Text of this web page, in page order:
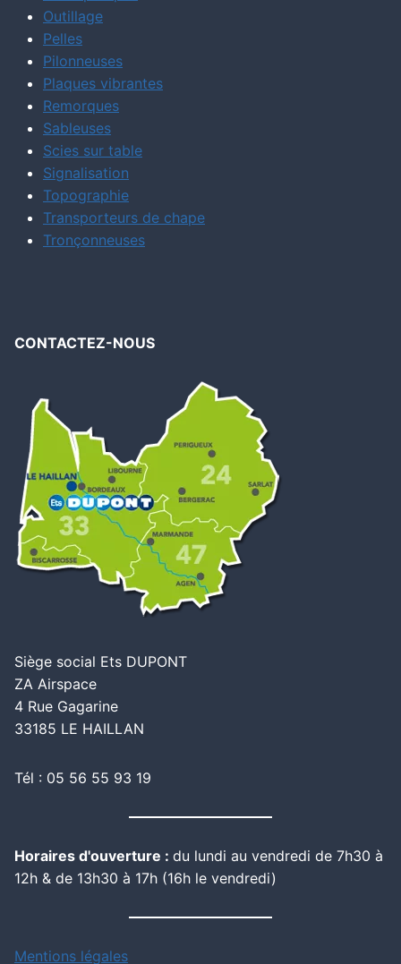
Outillage
Pelles
Pilonneuses
Plaques vibrantes
Remorques
Sableuses
Scies sur table
Signalisation
Topographie
Transporteurs de chape
Tronçonneuses
CONTACTEZ-NOUS
Siège social Ets DUPONT
ZA Airspace
4 Rue Gagarine
33185 LE HAILLAN
Tél : 05 56 55 93 19
Horaires d'ouverture : du lundi au vendredi de 7h30 à
12h & de 13h30 à 17h (16h le vendredi)
Mentions légales